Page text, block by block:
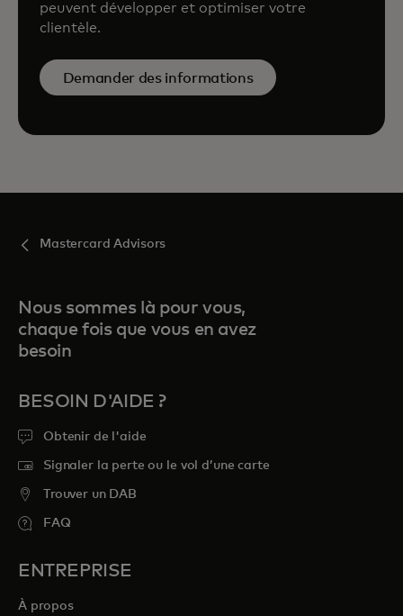
peuvent développer et optimiser votre
clientèle.
Demander des informations
Mastercard Advisors
Nous sommes là pour vous,
chaque fois que vous en avez
besoin
BESOIN D'AIDE ?
Obtenir de l'aide
Signaler la perte ou le vol d’une carte
Trouver un DAB
FAQ
ENTREPRISE
À propos